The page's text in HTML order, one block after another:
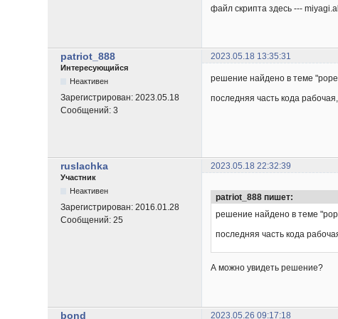
файл скрипта здесь ---
patriot_888 2023.05.18 13:35:31
Интересующийся
Неактивен
Зарегистрирован:2023.05.18
Сообщений:3
решение найдено в теме
последняя часть кода
ruslachka 2023.05.18 22:32:39
Участник
Неактивен
Зарегистрирован:2016.01.28
Сообщений:25
patriot_888 пишет:
решение найдено в теме
последняя часть кода
А можно увидеть решение?
bond 2023.05.26 09:17:18